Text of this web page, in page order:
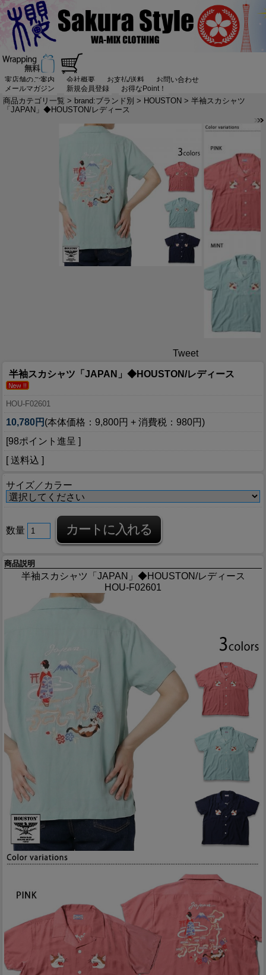
実店舗のご案内 会社概要 お支払/送料
お問い合わせ
メールマガジン
新規会員登録 お得なPoint！
商品カテゴリ一覧 > brand:ブランド別 > HOUSTON > 半袖スカシャツ
「JAPAN」◆HOUSTON/レディース
Tweet
半袖スカシャツ「JAPAN」◆HOUSTON/レディース
HOU-F02601
10,780円 (本体価格：9,800円 + 消費税：980円)
[98ポイント進呈 ]
[ 送料込 ]
サイズ／カラー
数量
商品説明
半袖スカシャツ「JAPAN」◆HOUSTON/レディース
HOU-F02601